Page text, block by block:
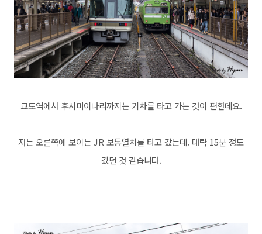
교토역에서 후시미이나리까지는 기차를 타고 가는 것이 편한데요.
저는 오른쪽에 보이는 JR 보통열차를 타고 갔는데. 대략 15분 정도
갔던 것 같습니다.